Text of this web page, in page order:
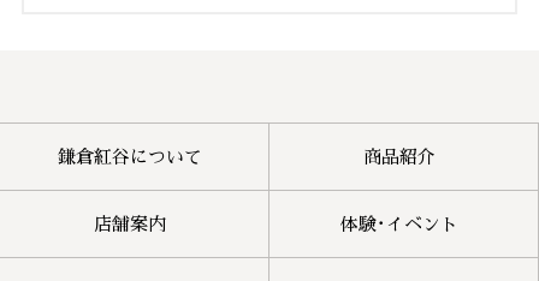
鎌倉紅谷について 商品紹介
店舗案内 体験･イベント